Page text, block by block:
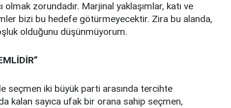
olmak zorundadır. Marjinal yaklaşımlar, katı ve
bizi bu hedefe götürmeyecektir. Zira bu alanda,
olduğunu düşünmüyorum.
seçmen iki büyük parti arasında tercihte
kalan sayıca ufak bir orana sahip seçmen,